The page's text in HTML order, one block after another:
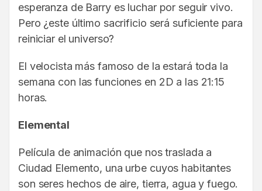
esperanza de Barry es luchar por seguir vivo.
Pero ¿este último sacrificio será suficiente para
reiniciar el universo?
El velocista más famoso de la estará toda la
semana con las funciones en 2D a las 21:15
horas.
Elemental
Película de animación que nos traslada a
Ciudad Elemento, una urbe cuyos habitantes
son seres hechos de aire, tierra, agua y fuego.